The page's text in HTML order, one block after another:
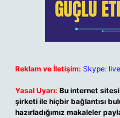
Reklam ve İletişim: Skype:
Yasal Uyarı: Bu internet
şirketi ile hiçbir bağlantısı
hazırladığımız makaleler